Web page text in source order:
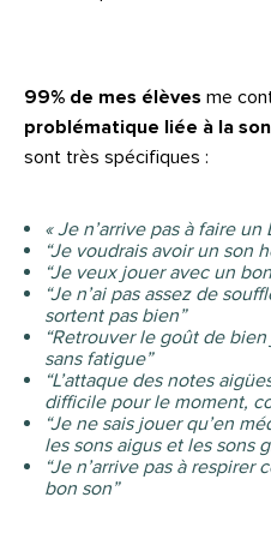
99% de mes élèves me
problématique liée à la
sont très spécifiques :
« Je n’arrive pas à faire un
“Je voudrais avoir un son
“Je veux jouer avec un
“Je n’ai pas assez de
sortent pas bien”
“Retrouver le goût de
sans fatigue”
“L’attaque des notes
difficile pour le moment,
“Je ne sais jouer qu’en
les sons aigus et les sons
“Je n’arrive pas à
bon son”